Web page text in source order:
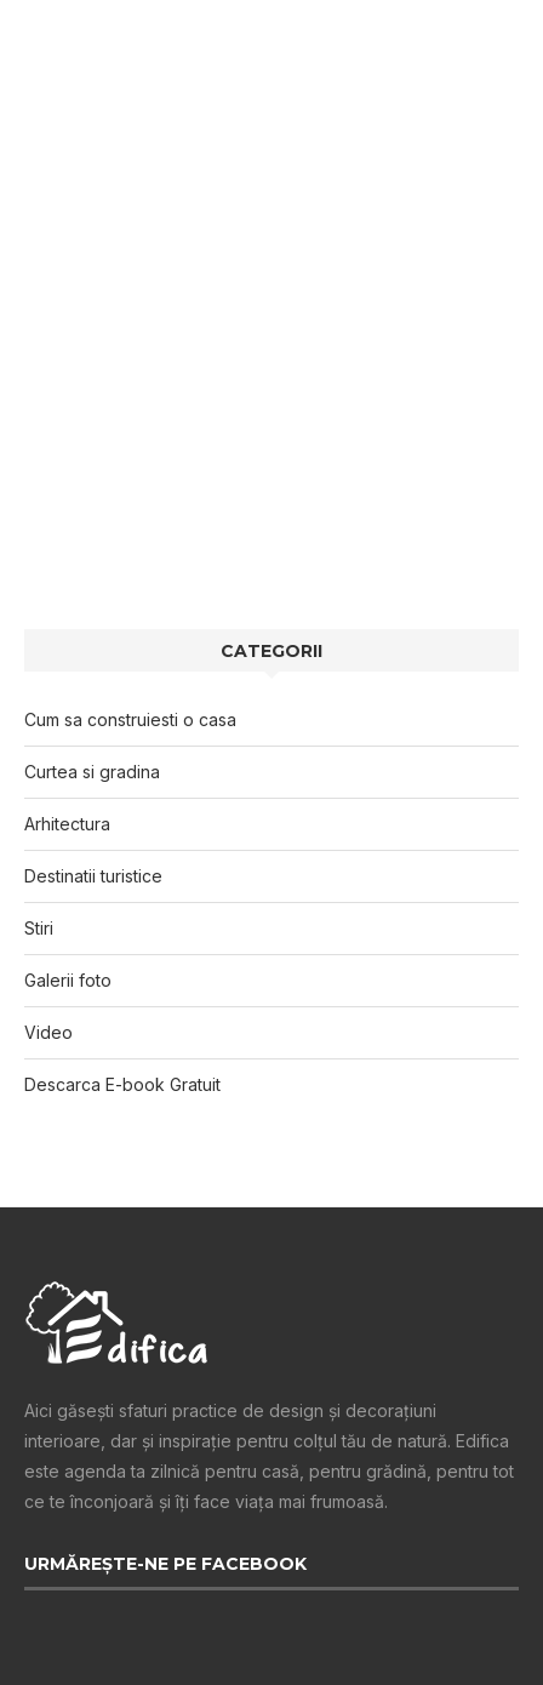
CATEGORII
Cum sa construiesti o casa
Curtea si gradina
Arhitectura
Destinatii turistice
Stiri
Galerii foto
Video
Descarca E-book Gratuit
Aici găsești sfaturi practice de design şi decoraţiuni
interioare, dar și inspiraţie pentru colţul tău de natură. Edifica
este agenda ta zilnică pentru casă, pentru grădină, pentru tot
ce te înconjoară şi îţi face viaţa mai frumoasă.
URMĂREȘTE-NE PE FACEBOOK